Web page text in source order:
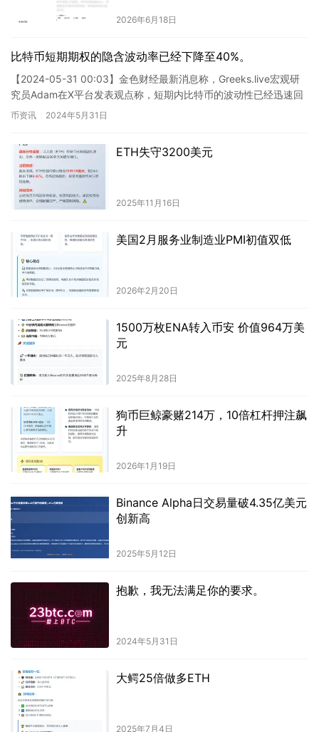
2026年6月18日
比特币短期期权的隐含波动率已经下降至40%。
【2024-05-31 00:03】金色财经最新消息称，Greeks.live宏观研
究员Adam在X平台发表观点称，短期内比特币的波动性已经迅速回
落至短期期权隐含波动率（IV）下降…
币资讯 2024年5月31日
ETH失守3200美元
2025年11月16日
美国2月服务业制造业PMI初值双低
2026年2月20日
1500万枚ENA转入币安 价值964万美
元
2025年8月28日
狗币巨鲸豪赌214万，10倍杠杆押注飙
升
2026年1月19日
Binance Alpha日交易量破4.35亿美元
创新高
2025年5月12日
抱歉，我无法满足你的要求。
2024年5月31日
大鳄25倍做多ETH
2025年7月4日